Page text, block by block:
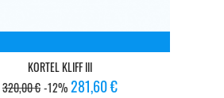
KORTEL KLIFF III
Prix
320,00 €-12% Prix
281,60 €